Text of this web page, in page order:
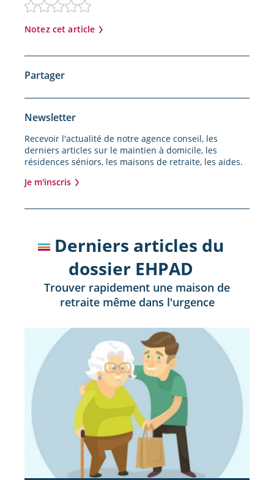
Notez cet article
Newsletter
Recevoir l'actualité de notre agence conseil, les
derniers articles sur le maintien à domicile, les
résidences séniors, les maisons de retraite, les aides.
Je m'inscris
Partager
Derniers articles du
dossier EHPAD
Trouver rapidement une maison de
retraite même dans l'urgence